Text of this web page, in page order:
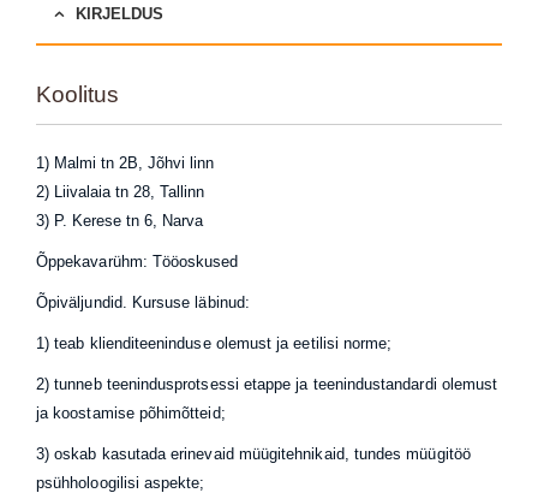
KIRJELDUS
Koolitus
1) Malmi tn 2B, Jõhvi linn
2) Liivalaia tn 28, Tallinn
3) P. Kerese tn 6, Narva
Õppekavarühm: Tööoskused
Õpiväljundid. Kursuse läbinud:
1) teab klienditeeninduse olemust ja eetilisi norme;
2) tunneb teenindusprotsessi etappe ja teenindustandardi olemust
ja koostamise põhimõtteid;
3) oskab kasutada erinevaid müügitehnikaid, tundes müügitöö
psühholoogilisi aspekte;